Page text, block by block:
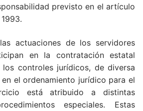
previsto en el artículo
actuaciones de los servidores
en la contratación estatal
controles jurídicos, de diversa
el ordenamiento jurídico para el
está atribuido a distintas
especiales. Estas